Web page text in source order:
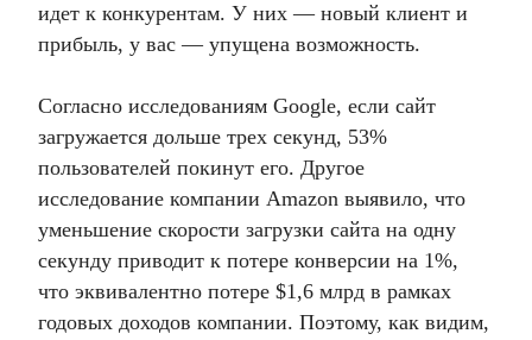
идет к конкурентам. У них — новый клиент и
прибыль, у вас — упущена возможность.
Согласно исследованиям Google, если сайт
загружается дольше трех секунд, 53%
пользователей покинут его. Другое
исследование компании Amazon выявило, что
уменьшение скорости загрузки сайта на одну
секунду приводит к потере конверсии на 1%,
что эквивалентно потере $1,6 млрд в рамках
годовых доходов компании. Поэтому, как видим,